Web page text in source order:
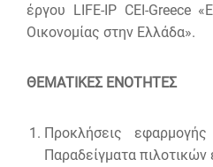
έργου LIFE-IP CEI-Greece
Οικονομίας στην Ελλάδα».
ΘΕΜΑΤΙΚΕΣ ΕΝΟΤΗΤΕΣ
Προκλήσεις εφαρμογής
Παραδείγματα πιλοτικών